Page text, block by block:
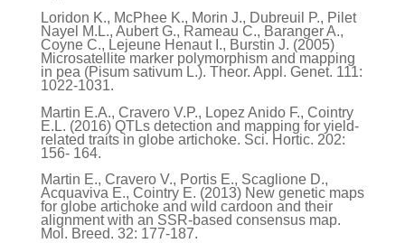
Loridon K., McPhee K., Morin J., Dubreuil P., Pilet
Nayel M.L., Aubert G., Rameau C., Baranger A.,
Coyne C., Lejeune Henaut I., Burstin J. (2005)
Microsatellite marker polymorphism and mapping
in pea (Pisum sativum L.). Theor. Appl. Genet. 111:
1022-1031.
Martin E.A., Cravero V.P., Lopez Anido F., Cointry
E.L. (2016) QTLs detection and mapping for yield-
related traits in globe artichoke. Sci. Hortic. 202:
156- 164.
Martin E., Cravero V., Portis E., Scaglione D.,
Acquaviva E., Cointry E. (2013) New genetic maps
for globe artichoke and wild cardoon and their
alignment with an SSR-based consensus map.
Mol. Breed. 32: 177-187.